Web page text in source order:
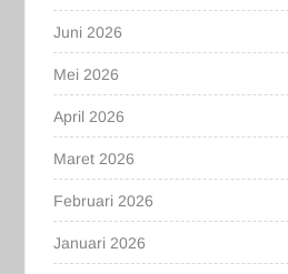
Juni 2026
Mei 2026
April 2026
Maret 2026
Februari 2026
Januari 2026